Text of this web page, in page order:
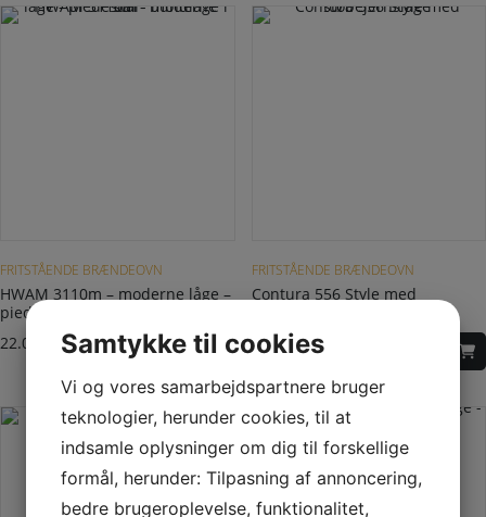
FRITSTÅENDE BRÆNDEOVN
HWAM 3110m – moderne låge –
piedestal – bundlåge i stål
22.045,00DKK
FRITSTÅENDE BRÆNDEOVN
Contura 556 Style med
23.740,00
–
Samtykke til cookies
Vi og vores samarbejdspartnere bruger
teknologier, herunder cookies, til at
indsamle oplysninger om dig til forskellige
formål, herunder: Tilpasning af annoncering,
bedre brugeroplevelse, funktionalitet,